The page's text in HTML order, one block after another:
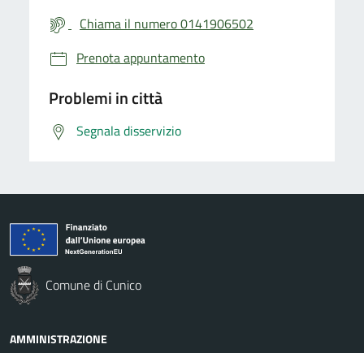
Chiama il numero 0141906502
Prenota appuntamento
Problemi in città
Segnala disservizio
Comune di Cunico
AMMINISTRAZIONE